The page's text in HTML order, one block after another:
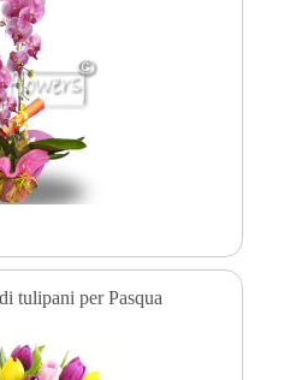
tulipani per Pasqua